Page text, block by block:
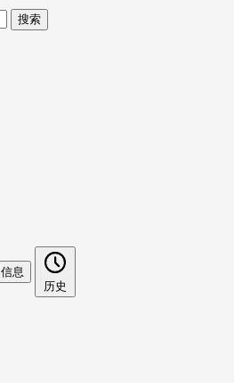
搜索
信息
历史